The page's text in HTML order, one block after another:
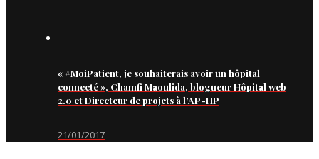
« #MoiPatient, je souhaiterais avoir un hôpital
connecté », Chamfi Maoulida, blogueur Hôpital web
2.0 et Directeur de projets à l’AP-HP
21/01/2017